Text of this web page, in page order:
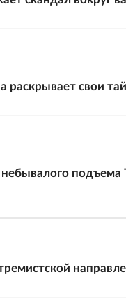
раскрывает свои
подъема